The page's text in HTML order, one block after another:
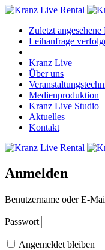
Zuletzt angesehene
Leihanfrage
Kranz Live
Über uns
Medienproduktion
Kranz Live Studio
Aktuelles
Kontakt
Anmelden
Benutzername oder E-
Passwort
Angemeldet bleiben